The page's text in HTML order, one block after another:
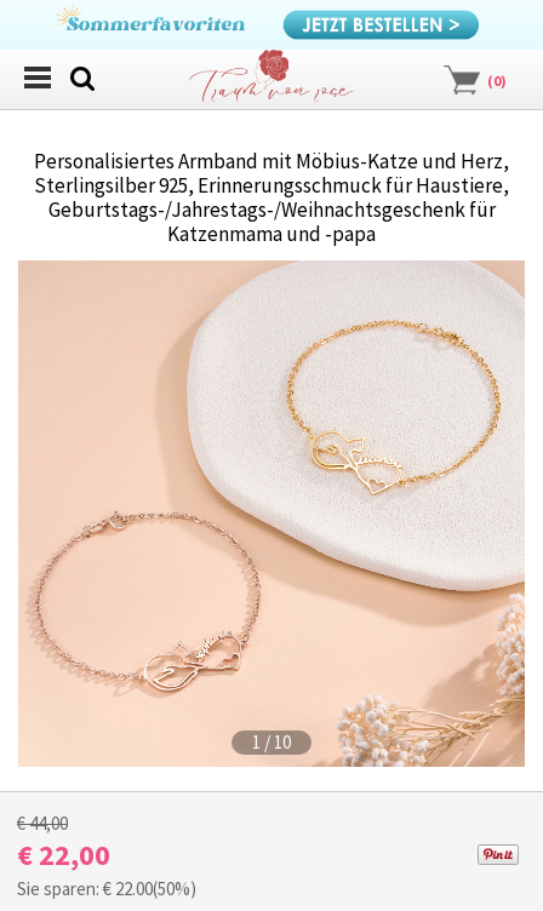
(0)
Personalisiertes Armband mit Möbius-Katze und Herz,
Sterlingsilber 925, Erinnerungsschmuck für Haustiere,
Geburtstags-/Jahrestags-/Weihnachtsgeschenk für
Katzenmama und -papa
1 / 10
€ 44,00
€ 22,00
Sie sparen: € 22.00(50%)